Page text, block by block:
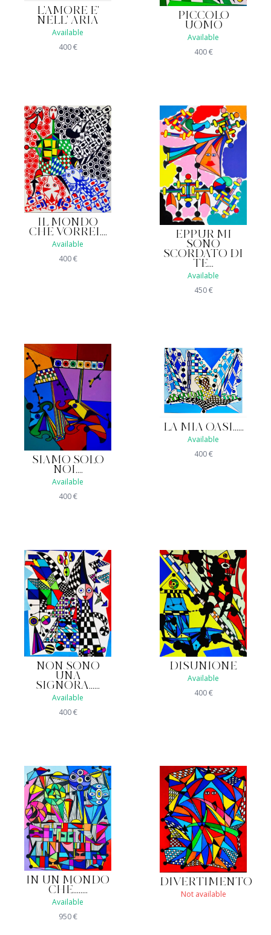
L'AMORE E'
NELL' ARIA
Available
400€
PICCOLO
UOMO
Available
400€
IL MONDO
CHE VORREI....
Available
400€
EPPUR MI
SONO
SCORDATO DI
TE...
Available
450€
SIAMO SOLO
NOI....
Available
400€
LA MIA OASI......
Available
400€
NON SONO
UNA
SIGNORA......
Available
400€
DISUNIONE
Available
400€
IN UN MONDO
CHE........
Available
950€
DIVERTIMENTO
Not available